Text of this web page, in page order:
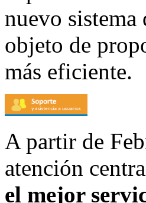
nuevo sistema
objeto de
más eficiente.
A partir de
atención
el mejor